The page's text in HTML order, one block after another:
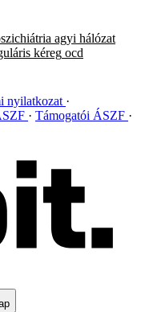
agyi hálózat
kéreg ocd
nyilatkozat
Támogatói ÁSZF